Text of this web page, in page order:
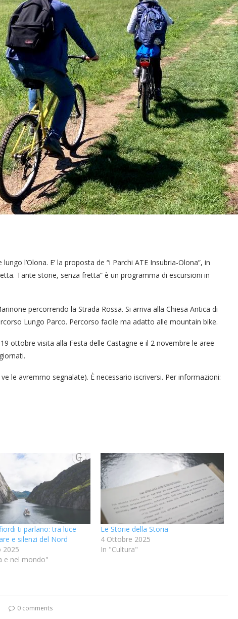
l’Olona. E’ la proposta de “i Parchi ATE Insubria-Olona”, in
Tante storie, senza fretta” è un programma di escursioni in
percorrendo la Strada Rossa. Si arriva alla Chiesa Antica di
Lungo Parco. Percorso facile ma adatto alle mountain bike.
ottobre visita alla Festa delle Castagne e il 2 novembre le aree
le avremmo segnalate). È necessario iscriversi. Per informazioni:
ti parlano: tra luce
e silenzi del Nord
2025
e nel mondo"
Le Storie della Storia
4 Ottobre 2025
In "Cultura"
0 comments